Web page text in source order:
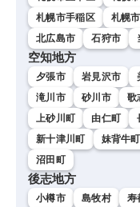
札幌市手稲区
札幌
北広島市
石狩市
空知地方
夕張市 岩見沢市
滝川市
砂川市 歌
上砂川町
由仁町
新十津川町
妹背牛町
沼田町
後志地方
小樽市 島牧村 寿